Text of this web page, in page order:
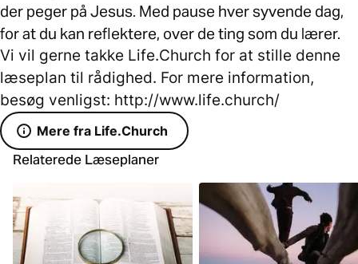
der peger på Jesus. Med pause hver syvende dag,
for at du kan reflektere, over de ting som du lærer.
Vi vil gerne takke Life.Church for at stille denne
læseplan til rådighed. For mere information,
besøg venligst: http://www.life.church/
Mere fra Life.Church
Relaterede Læseplaner